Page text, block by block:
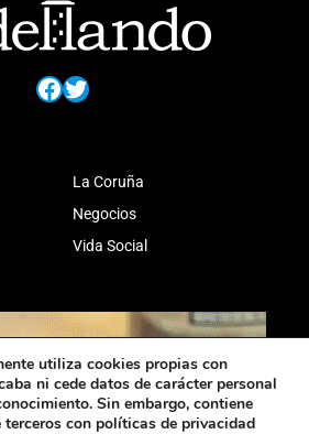
Facebook
Twitter
La Coruña
Negocios
Vida Social
utiliza cookies propias con
ni cede datos de carácter personal
Sin embargo, contiene
con políticas de privacidad